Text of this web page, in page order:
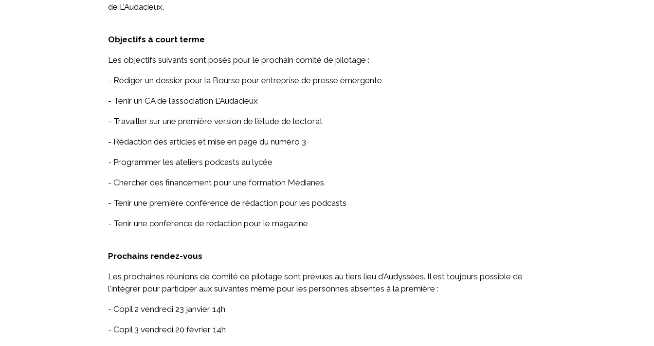
de L’Audacieux.
Objectifs à court terme
Les objectifs suivants sont posés pour le prochain comité de pilotage :
- Rédiger un dossier pour la Bourse pour entreprise de presse émergente
- Tenir un CA de l’association L’Audacieux
- Travailler sur une première version de l’étude de lectorat
- Rédaction des articles et mise en page du numéro 3
- Programmer les ateliers podcasts au lycée
- Chercher des financement pour une formation Médianes
- Tenir une première conférence de rédaction pour les podcasts
- Tenir une conférence de rédaction pour le magazine
Prochains rendez-vous
Les prochaines réunions de comité de pilotage sont prévues au tiers lieu d’Audyssées. Il est toujours possible de
l'intégrer pour participer aux suivantes même pour les personnes absentes à la première :
- Copil 2 vendredi 23 janvier 14h
- Copil 3 vendredi 20 février 14h